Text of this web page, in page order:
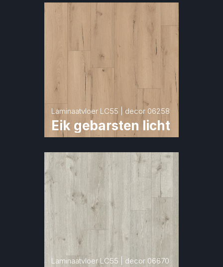
Laminaatvloer LC55 | decor 06258
Eik gebarsten licht
Laminaatvloer LC55 | decor 06670